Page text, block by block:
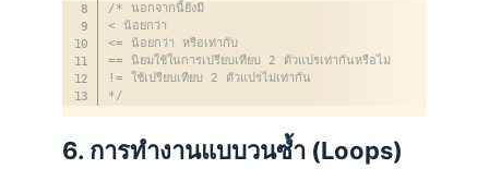
/* นอกจากนี้ยังมี
< น้อยกว่า
<= น้อยกว่า หรือเท่ากับ
== นิยมใช้ในการเปรียบเทียบ 2 ตัวแปรเท่ากันหรือไม่
!= ใช้เปรียบเทียบ 2 ตัวแปรไม่เท่ากัน
*/
6. การทำงานแบบวนซ้ำ (Loops)